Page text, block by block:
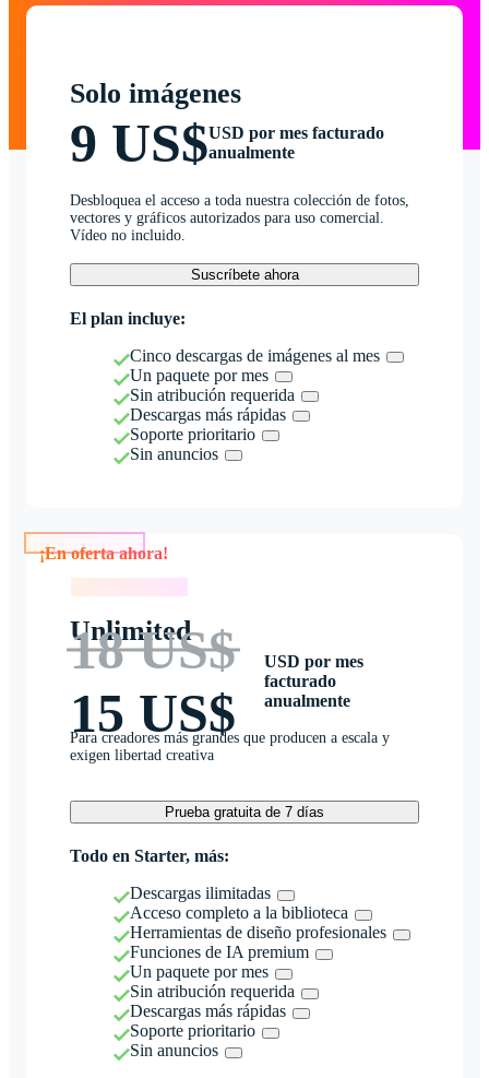
Solo imágenes
9 US$USD por mes facturado
anualmente
Desbloquea el acceso a toda nuestra colección de fotos,
vectores y gráficos autorizados para uso comercial.
Vídeo no incluido.
Suscríbete ahora
El plan incluye:
Cinco descargas de imágenes al mes
Un paquete por mes
Sin atribución requerida
Descargas más rápidas
Soporte prioritario
Sin anuncios
Unlimited
18 US$
15 US$
USD por mes
facturado
anualmente
Para creadores más grandes que producen a escala y
exigen libertad creativa
Prueba gratuita de 7 días
Todo en Starter, más:
Descargas ilimitadas
Acceso completo a la biblioteca
Herramientas de diseño profesionales
Funciones de IA premium
Un paquete por mes
Sin atribución requerida
Descargas más rápidas
Soporte prioritario
Sin anuncios